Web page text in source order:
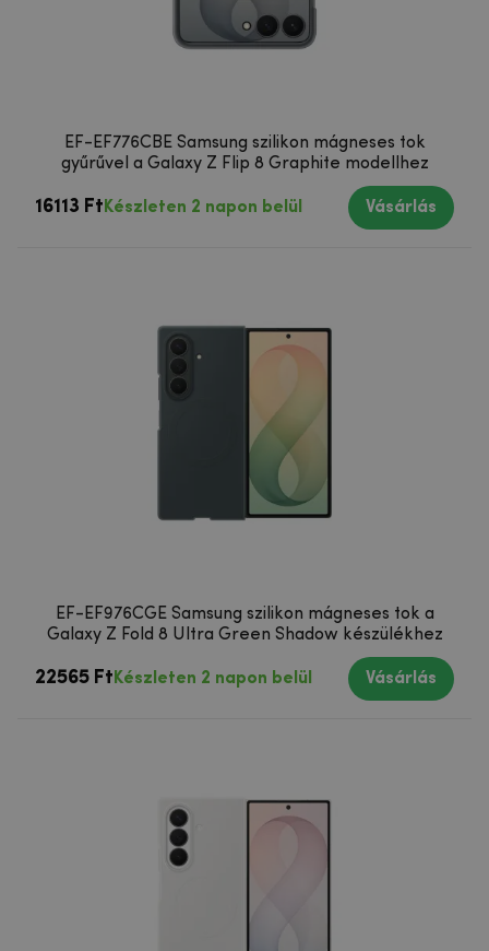
EF-EF776CBE Samsung szilikon mágneses tok
gyűrűvel a Galaxy Z Flip 8 Graphite modellhez
16113 Ft Készleten 2 napon belül Vásárlás
EF-EF976CGE Samsung szilikon mágneses tok a
Galaxy Z Fold 8 Ultra Green Shadow készülékhez
22565 Ft Készleten 2 napon belül Vásárlás